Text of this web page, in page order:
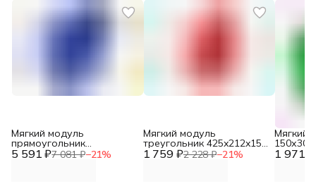
5 591 ₽7 081 ₽−21%
Мягкий модуль
прямоугольник
900х300х150 DNN 1 759 ₽2 228 ₽−21%
Мягкий модуль
треугольник 425x212x150
DNN 1 971 ₽
Мягкий